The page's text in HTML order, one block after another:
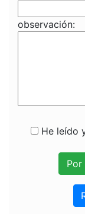
observación:
He leído